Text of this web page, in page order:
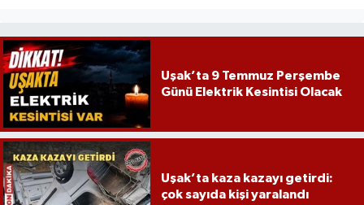
Uşak’ta 9 Temmuz Perşembe
Günü Elektrik Kesintisi Olacak
Uşak’ta kaza kazayı getirdi:
çok sayıda kişi yaralandı